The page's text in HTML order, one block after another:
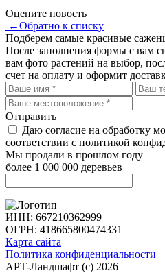
Оцените новость
←Обратно к списку
Подберем самые красивые
После заполнения формы с вам
вам фото растений на выбор,
счет на оплату и оформит
Отправить
Даю согласие на обработку
соответствии с политикой
Мы продали в прошлом году
более 1 000 000 деревьев
ИНН: 667210362999
ОГРН: 418665800474331
Карта сайта
Политика конфиденциальности
АРТ-Ландшафт (с) 2026